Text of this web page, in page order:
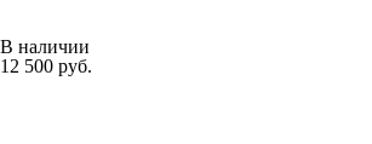
В наличии
12 500 руб.